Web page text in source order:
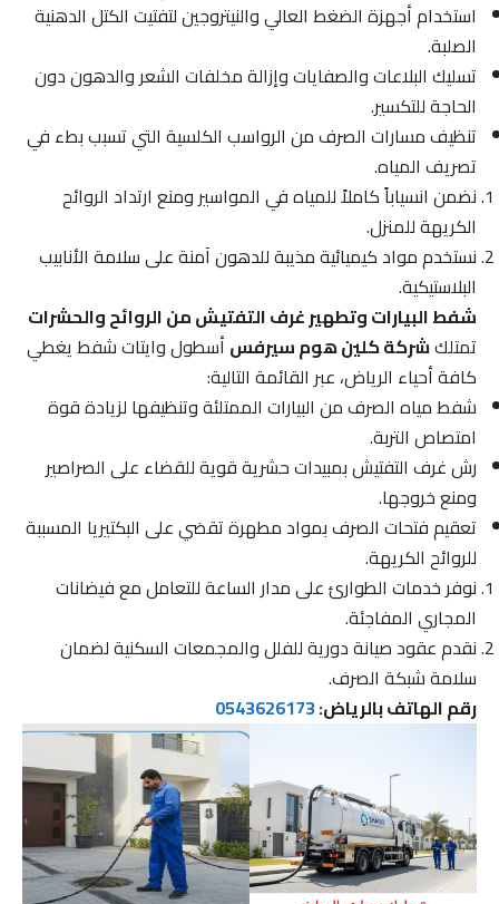
استخدام أجهزة الضغط العالي والنيتروجين لتفتيت الكتل الدهنية
الصلبة.
تسليك البلاعات والصفايات وإزالة مخلفات الشعر والدهون دون
الحاجة للتكسير.
تنظيف مسارات الصرف من الرواسب الكلسية التي تسبب بطء في
تصريف المياه.
نضمن انسياباً كاملاً للمياه في المواسير ومنع ارتداد الروائح
الكريهة للمنزل.
نستخدم مواد كيميائية مذيبة للدهون آمنة على سلامة الأنابيب
البلاستيكية.
شفط البيارات وتطهير غرف التفتيش من الروائح والحشرات
تمتلكشركة كلين هوم سيرفسأسطول وايتات شفط يغطي
كافة أحياء الرياض، عبر القائمة التالية:
شفط مياه الصرف من البيارات الممتلئة وتنظيفها لزيادة قوة
امتصاص التربة.
رش غرف التفتيش بمبيدات حشرية قوية للقضاء على الصراصير
ومنع خروجها.
تعقيم فتحات الصرف بمواد مطهرة تقضي على البكتيريا المسببة
للروائح الكريهة.
نوفر خدمات الطوارئ على مدار الساعة للتعامل مع فيضانات
المجاري المفاجئة.
نقدم عقود صيانة دورية للفلل والمجمعات السكنية لضمان
سلامة شبكة الصرف.
رقم الهاتف بالرياض:0543626173